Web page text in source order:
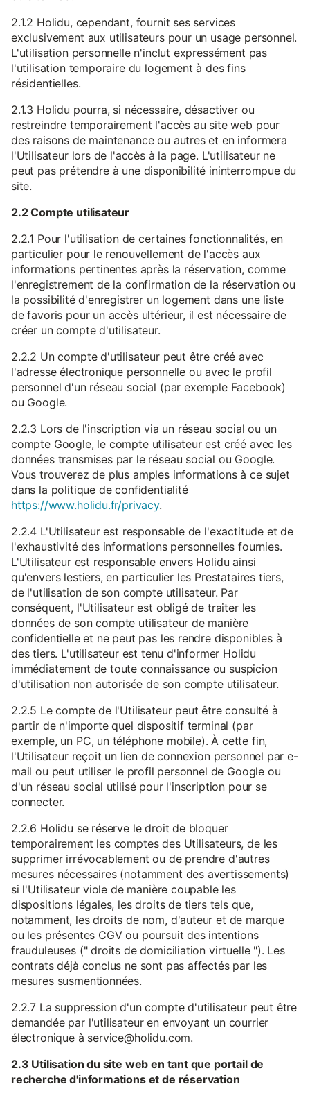
2.1.2 Holidu, cependant, fournit ses services
exclusivement aux utilisateurs pour un usage personnel.
L'utilisation personnelle n'inclut expressément pas
l'utilisation temporaire du logement à des fins
résidentielles.
2.1.3 Holidu pourra, si nécessaire, désactiver ou
restreindre temporairement l'accès au site web pour
des raisons de maintenance ou autres et en informera
l'Utilisateur lors de l'accès à la page. L'utilisateur ne
peut pas prétendre à une disponibilité ininterrompue du
site.
2.2 Compte utilisateur
2.2.1 Pour l'utilisation de certaines fonctionnalités, en
particulier pour le renouvellement de l'accès aux
informations pertinentes après la réservation, comme
l'enregistrement de la confirmation de la réservation ou
la possibilité d'enregistrer un logement dans une liste
de favoris pour un accès ultérieur, il est nécessaire de
créer un compte d'utilisateur.
2.2.2 Un compte d'utilisateur peut être créé avec
l'adresse électronique personnelle ou avec le profil
personnel d'un réseau social (par exemple Facebook)
ou Google.
2.2.3 Lors de l'inscription via un réseau social ou un
compte Google, le compte utilisateur est créé avec les
données transmises par le réseau social ou Google.
Vous trouverez de plus amples informations à ce sujet
dans la politique de confidentialité
https://www.holidu.fr/privacy.
2.2.4 L'Utilisateur est responsable de l'exactitude et de
l'exhaustivité des informations personnelles fournies.
L'Utilisateur est responsable envers Holidu ainsi
qu'envers lestiers, en particulier les Prestataires tiers,
de l'utilisation de son compte utilisateur. Par
conséquent, l'Utilisateur est obligé de traiter les
données de son compte utilisateur de manière
confidentielle et ne peut pas les rendre disponibles à
des tiers. L'utilisateur est tenu d'informer Holidu
immédiatement de toute connaissance ou suspicion
d'utilisation non autorisée de son compte utilisateur.
2.2.5 Le compte de l'Utilisateur peut être consulté à
partir de n'importe quel dispositif terminal (par
exemple, un PC, un téléphone mobile). À cette fin,
l'Utilisateur reçoit un lien de connexion personnel par e-
mail ou peut utiliser le profil personnel de Google ou
d'un réseau social utilisé pour l'inscription pour se
connecter.
2.2.6 Holidu se réserve le droit de bloquer
temporairement les comptes des Utilisateurs, de les
supprimer irrévocablement ou de prendre d'autres
mesures nécessaires (notamment des avertissements)
si l'Utilisateur viole de manière coupable les
dispositions légales, les droits de tiers tels que,
notamment, les droits de nom, d'auteur et de marque
ou les présentes CGV ou poursuit des intentions
frauduleuses (" droits de domiciliation virtuelle "). Les
contrats déjà conclus ne sont pas affectés par les
mesures susmentionnées.
2.2.7 La suppression d'un compte d'utilisateur peut être
demandée par l'utilisateur en envoyant un courrier
électronique à service@holidu.com.
2.3 Utilisation du site web en tant que portail de
recherche d'informations et de réservation